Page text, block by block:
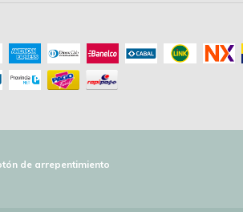
de arrepentimiento